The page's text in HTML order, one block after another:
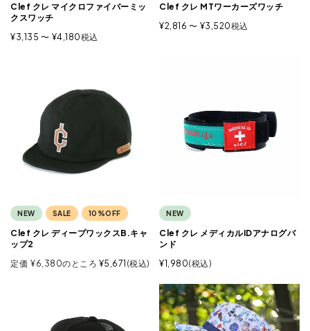
Clef クレ マイクロファイバーミッ
クスワッチ
¥3,135 〜 ¥4,180税込
Clef クレ MTワーカーズワッチ
¥2,816 〜 ¥3,520税込
NEW SALE 10%OFF
Clef クレ ディープワックスB.キャ
ップ2
定価 ¥6,380のところ ¥5,671 税込
NEW
Clef クレ メディカルIDアナログバ
ンド
¥1,980 税込